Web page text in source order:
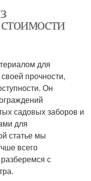
для
прочности,
Он
садовых заборов и
для
статье мы
всего
с